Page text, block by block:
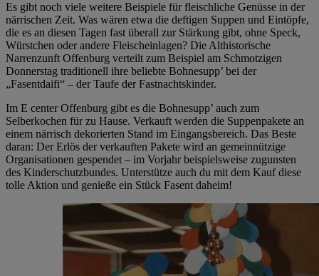
Es gibt noch viele weitere Beispiele für fleischliche Genüsse in der
närrischen Zeit. Was wären etwa die deftigen Suppen und Eintöpfe,
die es an diesen Tagen fast überall zur Stärkung gibt, ohne Speck,
Würstchen oder andere Fleischeinlagen? Die Althistorische
Narrenzunft Offenburg verteilt zum Beispiel am Schmotzigen
Donnerstag traditionell ihre beliebte Bohnesupp’ bei der
„Fasentdaifi“ – der Taufe der Fastnachtskinder.
Im E center Offenburg gibt es die Bohnesupp’ auch zum
Selberkochen für zu Hause. Verkauft werden die Suppenpakete an
einem närrisch dekorierten Stand im Eingangsbereich. Das Beste
daran: Der Erlös der verkauften Pakete wird an gemeinnützige
Organisationen gespendet – im Vorjahr beispielsweise zugunsten
des Kinderschutzbundes. Unterstütze auch du mit dem Kauf diese
tolle Aktion und genieße ein Stück Fasent daheim!